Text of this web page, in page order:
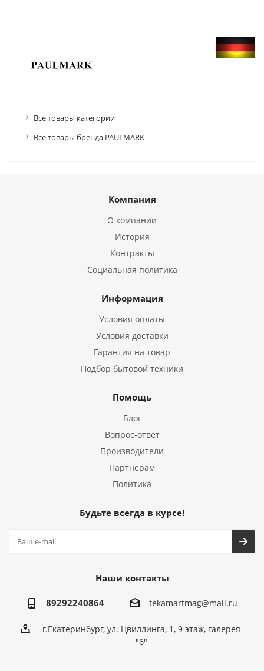
Все товары категории
Все товары бренда PAULMARK
Компания
О компании
История
Контракты
Социальная политика
Информация
Условия оплаты
Условия доставки
Гарантия на товар
Подбор бытовой техники
Помощь
Блог
Вопрос-ответ
Производители
Партнерам
Политика
Будьте всегда в курсе!
Наши контакты
89292240864 tekamartmag@mail.ru
г.Екатеринбург, ул. Цвиллинга, 1, 9 этаж, галерея
"б"